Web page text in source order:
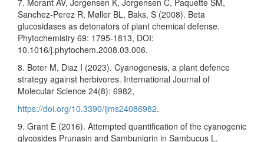
7. Morant AV, Jorgensen K, Jorgensen C, Paquette SM,
Sanchez-Perez R, Møller BL, Baks, S (2008). Beta
glucosidases as detonators of plant chemical defense.
Phytochemistry 69: 1795-1813, DOI:
10.1016/j.phytochem.2008.03.006.
8. Boter M, Diaz I (2023). Cyanogenesis, a plant defence
strategy against herbivores. International Journal of
Molecular Science 24(8): 6982,
https://doi.org/10.3390/ijms24086982.
9. Grant E (2016). Attempted quantification of the cyanogenic
glycosides Prunasin and Sambunigrin in Sambucus L.